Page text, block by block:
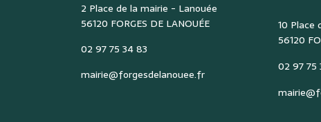
2 Place de la mairie - Lanouée
56120 FORGES DE LANOUÉE
02 97 75 34 83
mairie@forgesdelanouee.fr
10 Place
56120
02 97 75